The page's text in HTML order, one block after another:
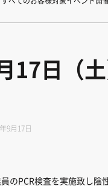
17日（
9月17日
のPCR検査を実施致し陰